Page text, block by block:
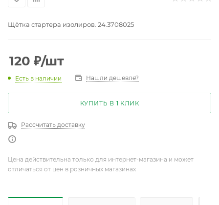
Щётка стартера изолиров. 24.3708025
120 ₽/шт
Есть в наличии Нашли дешевле?
КУПИТЬ В 1 КЛИК
Рассчитать доставку
Цена действительна только для интернет-магазина и может
отличаться от цен в розничных магазинах